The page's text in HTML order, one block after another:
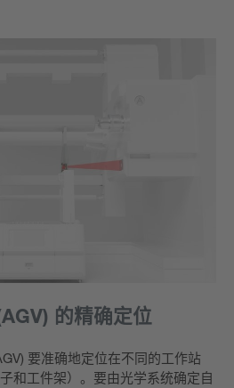
的精确定位
要准确地定位在不同的工作站
和工件架）。要由光学系统确定自